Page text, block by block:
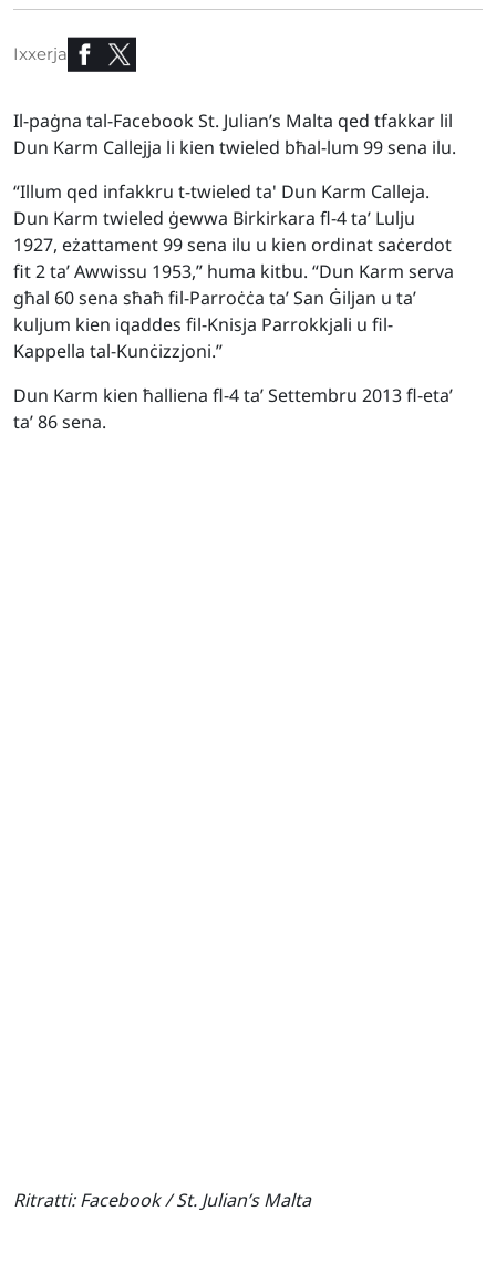
Ixxerja
Il-paġna tal-Facebook St. Julian’s Malta qed tfakkar lil
Dun Karm Callejja li kien twieled bħal-lum 99 sena ilu.
“Illum qed infakkru t-twieled ta' Dun Karm Calleja.
Dun Karm twieled ġewwa Birkirkara fl-4 ta’ Lulju
1927, eżattament 99 sena ilu u kien ordinat saċerdot
fit 2 ta’ Awwissu 1953,” huma kitbu. “Dun Karm serva
għal 60 sena sħaħ fil-Parroċċa ta’ San Ġiljan u ta’
kuljum kien iqaddes fil-Knisja Parrokkjali u fil-
Kappella tal-Kunċizzjoni.”
Dun Karm kien ħalliena fl-4 ta’ Settembru 2013 fl-eta’
ta’ 86 sena.
Ritratti: Facebook / St. Julian’s Malta